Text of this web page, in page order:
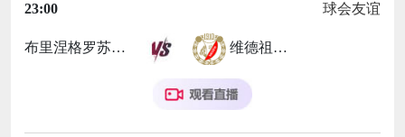
23:00 球会友谊
布里涅格罗苏普列 维德祖罗兹